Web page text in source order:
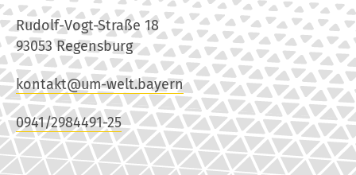
Rudolf-Vogt-Straße 18
93053 Regensburg
kontakt@um-welt.bayern
0941/2984491-25